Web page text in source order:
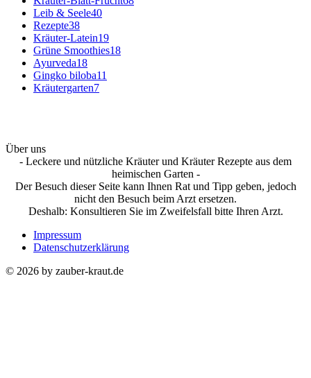
Leib & Seele40
Rezepte38
Kräuter-Latein19
Grüne Smoothies18
Ayurveda18
Gingko biloba11
Kräutergarten7
Über uns
- Leckere und nützliche Kräuter und Kräuter Rezepte aus dem
heimischen Garten -
Der Besuch dieser Seite kann Ihnen Rat und Tipp geben, jedoch
nicht den Besuch beim Arzt ersetzen.
Deshalb: Konsultieren Sie im Zweifelsfall bitte Ihren Arzt.
Impressum
Datenschutzerklärung
© 2026 by zauber-kraut.de